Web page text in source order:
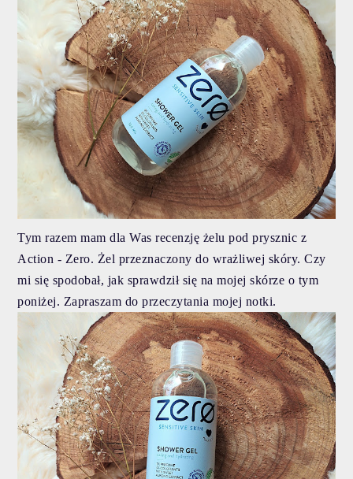
Tym razem mam dla Was recenzję żelu pod prysznic z
Action - Zero. Żel przeznaczony do wrażliwej skóry. Czy
mi się spodobał, jak sprawdził się na mojej skórze o tym
poniżej. Zapraszam do przeczytania mojej notki.